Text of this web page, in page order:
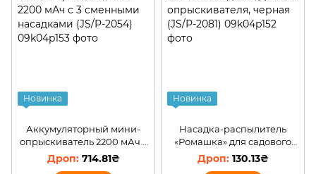
Новинка
Аккумуляторный мини-
опрыскиватель 2200 мАч с
3 сменными насадками (JS/
714.81₴
Новинка
Насадка-распылитель
«Ромашка» для садового
опрыскивателя, черная
(JS/Р-2081)
130.13₴